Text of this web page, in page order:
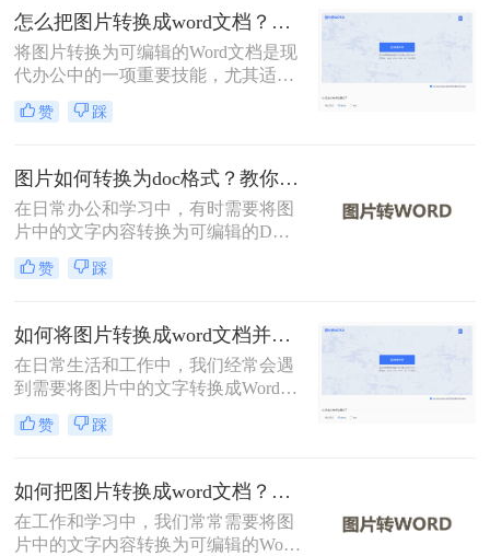
么弄呢？本文将介绍四种将图片转换
成文档的方法。
怎么把图片转换成word文档？梳理3种主流转换方法！
将图片转换为可编辑的Word文档是现
代办公中的一项重要技能，尤其适用
于处理扫描件、截图或照片中的文字
内容。那么怎么把图片转换成word文
法，助您精准选择最佳方案。
赞 踩
图片如何转换为doc格式？教你3种高效转换方法！
在日常办公和学习中，有时需要将图
片中的文字内容转换为可编辑的DOC
格式文档。那么图片如何转换为doc
格式呢？本文将介绍三种将图片转换
赞 踩
如何将图片转换成word文档并编辑？这2个方法了解一下！
在日常生活和工作中，我们经常会遇
到需要将图片中的文字转换成Word文
档并进行编辑的情况。无论是为了保
存资料、修改内容，还是为了更高效
要。那么如何将图片转换成word文档
并编辑呢？本文将介绍两种常用的方
法来实现这一目标。
赞 踩
如何把图片转换成word文档？这二个方法学会省时省力！
在工作和学习中，我们常常需要将图
片中的文字内容转换为可编辑的Word